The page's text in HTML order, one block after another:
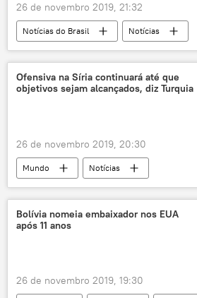
26 de novembro 2019, 21:32
Notícias do Brasil
Notícias
incêndio
túnel fogo
veículo
bombeiros
CET-Rio
Centro de Operações da Prefeitura Rio
Ofensiva na Síria continuará até que
objetivos sejam alcançados, diz Turquia
26 de novembro 2019, 20:30
Mundo
Notícias
Oriente Médio e África
Ancara
operação
ofensiva
Recep Tayyip Erdogan
Bolívia nomeia embaixador nos EUA
após 11 anos
26 de novembro 2019, 19:30